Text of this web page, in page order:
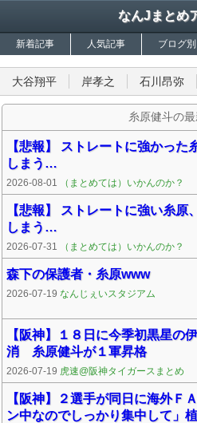
なんJまとめ
新着記事 人気記事 ブログ別
大谷翔平 岸孝之 石川昂弥
糸原健斗の
【悲報】 ストレートに強かっ
しまう…
2026-08-01 （まとめては）いかんのか？
【悲報】 ストレートに強い糸
しまう…
2026-07-31 （まとめては）いかんのか？
森下の保護者・糸原www
2026-07-19 なんじぇいスタジアム
【阪神】１８日に今季初黒星の
消 糸原健斗が１軍昇格
2026-07-19 虎速@阪神タイガースまとめ
【阪神】２選手が同日に海外
ン中なのでしっかり集中して」